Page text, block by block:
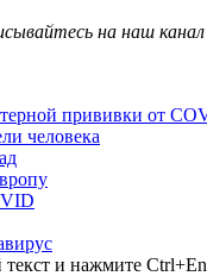
на наш канал
прививки от
человека
и нажмите